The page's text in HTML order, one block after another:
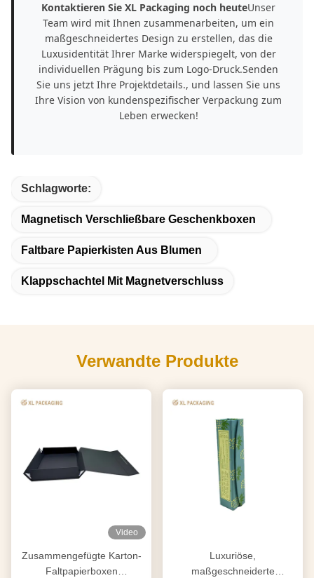
Kontaktieren Sie XL Packaging noch heuteUnser
Team wird mit Ihnen zusammenarbeiten, um ein
maßgeschneidertes Design zu erstellen, das die
Luxusidentität Ihrer Marke widerspiegelt, von der
individuellen Prägung bis zum Logo-Druck.Senden
Sie uns jetzt Ihre Projektdetails., und lassen Sie uns
Ihre Vision von kundenspezifischer Verpackung zum
Leben erwecken!
Schlagworte:
Magnetisch Verschließbare Geschenkboxen
Faltbare Papierkisten Aus Blumen
Klappschachtel Mit Magnetverschluss
Verwandte Produkte
Video
Zusammengefügte Karton-
Faltpapierboxen
Luxuriöse,
maßgeschneiderte